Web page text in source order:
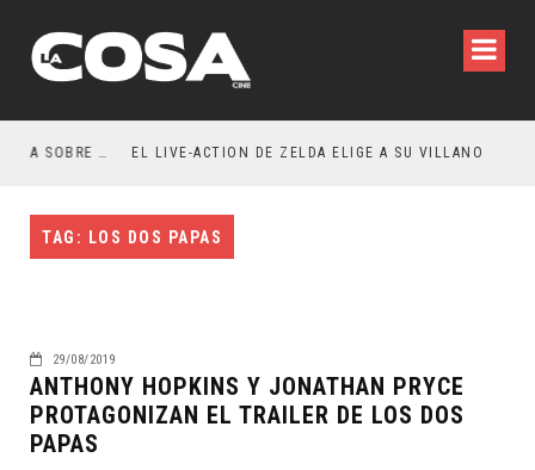
RESEÑA LA INVITACIÓN: OLIVIA WILDE REFLEXIONA SOBRE LA VIDA CONYUGAL EL LIVE-ACTION DE ZELDA ELIGE A SU VILLANO
TAG: LOS DOS PAPAS
29/08/2019
ANTHONY HOPKINS Y JONATHAN PRYCE
PROTAGONIZAN EL TRAILER DE LOS DOS
PAPAS